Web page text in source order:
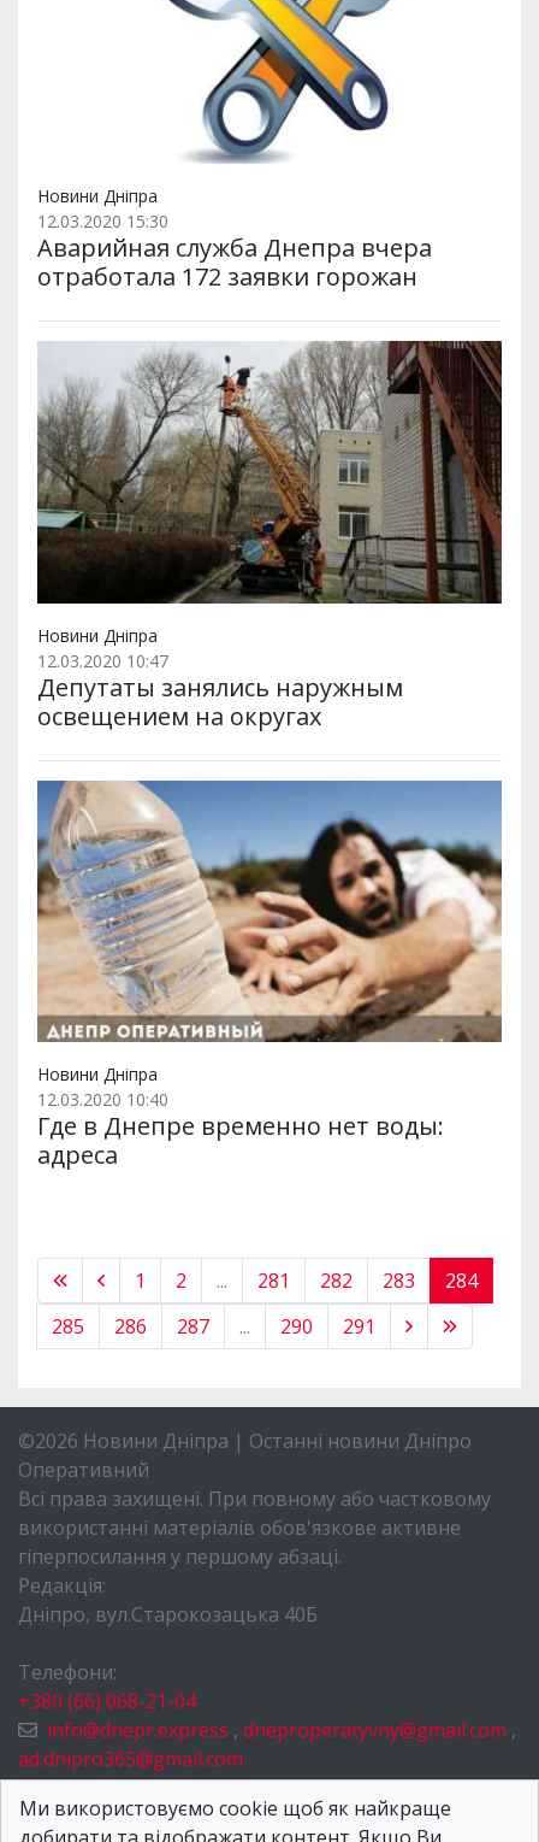
Новини Дніпра
12.03.2020 15:30
Аварийная служба Днепра вчера
отработала 172 заявки горожан
Новини Дніпра
12.03.2020 10:47
Депутаты занялись наружным
освещением на округах
Новини Дніпра
12.03.2020 10:40
Где в Днепре временно нет воды:
адреса
1 2 ... 281 282 283
284
285
286 287 ... 290 291
©2026 Новини Дніпра | Останні новини Дніпро
Оперативний
Всі права захищені. При повному або частковому
використанні матеріалів обов'язкове активне
гіперпосилання у першому абзаці.
Редакція:
Дніпро, вул.Старокозацька 40Б
Телефони:
+380 (66) 068-21-04
info@dnepr.express , dneproperatyvny@gmail.com ,
ad.dnipro365@gmail.com
НОВИНИ ДНІПРА
Ми використовуємо cookie щоб як найкраще